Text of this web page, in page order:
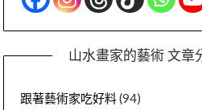
山水畫家的藝術 文章
跟著藝術家吃好料(94)